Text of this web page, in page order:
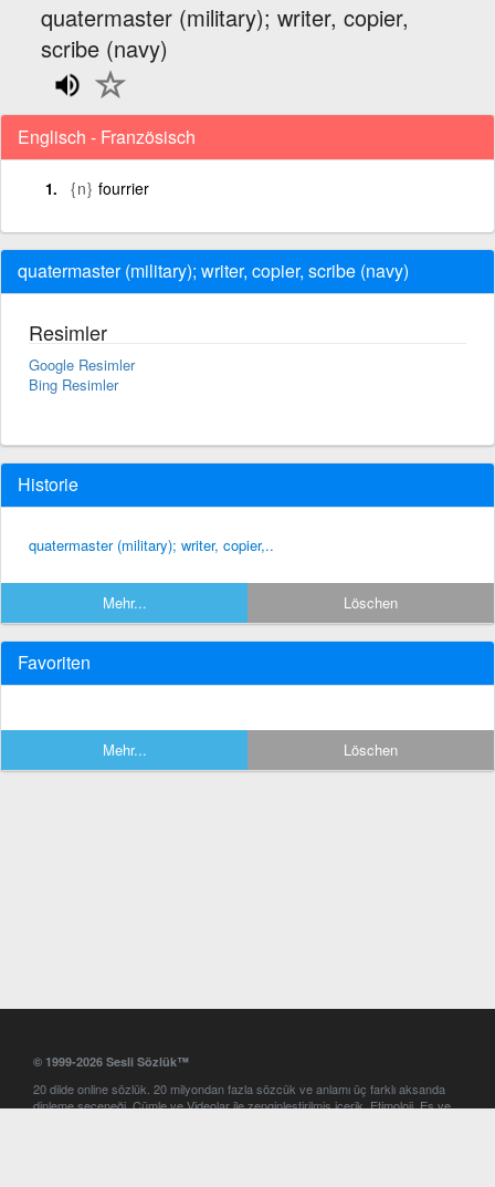
quatermaster (military); writer, copier,
scribe (navy)
Englisch - Französisch
{n} fourrier
quatermaster (military); writer, copier, scribe (navy)
Resimler
Google Resimler
Bing Resimler
Historie
quatermaster (military); writer, copier,..
Mehr... Löschen
Favoriten
Mehr... Löschen
© 1999-2026 Sesli Sözlük™
20 dilde online sözlük. 20 milyondan fazla sözcük ve anlamı üç farklı aksanda
dinleme seçeneği. Cümle ve Videolar ile zenginleştirilmiş içerik. Etimoloji, Eş ve